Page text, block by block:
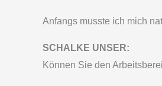
Anfangs musste ich mich
SCHALKE UNSER:
Können Sie den